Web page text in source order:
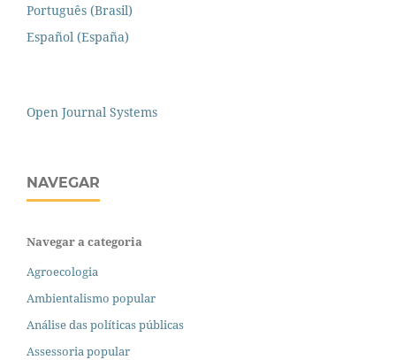
Português (Brasil)
Español (España)
Open Journal Systems
NAVEGAR
Navegar a categoria
Agroecologia
Ambientalismo popular
Análise das políticas públicas
Assessoria popular